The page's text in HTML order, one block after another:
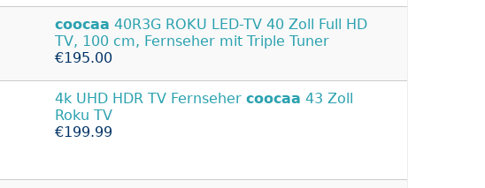
coocaa 40R3G ROKU LED-TV 40 Zoll Full HD
TV, 100 cm, Fernseher mit Triple Tuner
€195.00
4k UHD HDR TV Fernseher coocaa 43 Zoll
Roku TV
€199.99